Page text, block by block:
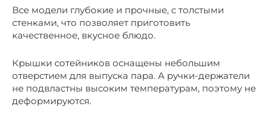
Все модели глубокие и прочные, с толстыми
стенками, что позволяет приготовить
качественное, вкусное блюдо.
Крышки сотейников оснащены небольшим
отверстием для выпуска пара. А ручки-держатели
не подвластны высоким температурам, поэтому не
деформируются.